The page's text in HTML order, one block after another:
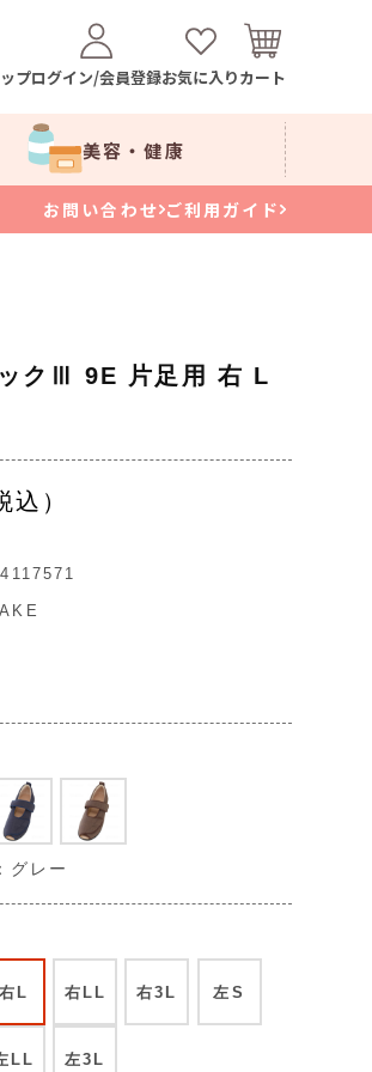
プログイン/会員登録お気に入りカート
美容・健康
お問い合わせ ご利用ガイド
クⅢ 9E 片足用 右 L
グレー
右L 右LL 右3L 左S
LL 左3L